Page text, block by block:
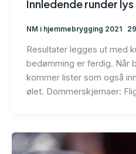
Innledende runder lys
NM i hjemmebrygging 2021
Resultater legges ut med
bedømming er ferdig. Når
kommer lister som også
ølet. Dommerskjemaer: